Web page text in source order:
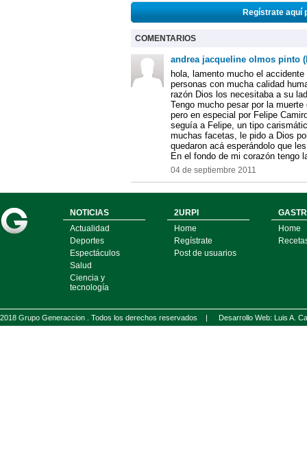
Regístrate aquí
COMENTARIOS
andrea jacqueline olmos pinto
hola, lamento mucho el
personas con mucha calidad
razón Dios los necesitaba a su
Tengo mucho pesar por la
pero en especial por Felipe
seguía a Felipe, un tipo
muchas facetas, le pido a Dios
quedaron acá esperándolo que
En el fondo de mi corazón tengo
04 de septiembre 2011
NOTICIAS
Actualidad
Deportes
Espectáculos
Salud
Ciencia y
tecnología
2URPI
Home
Regístrate
Post de usuarios
Home
2018 Grupo Generaccion . Todos los derechos reservados | Desarrollo Web: Luis